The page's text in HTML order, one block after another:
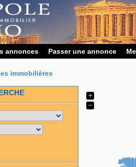
annonces Passer une annonce
immobilières
+
−